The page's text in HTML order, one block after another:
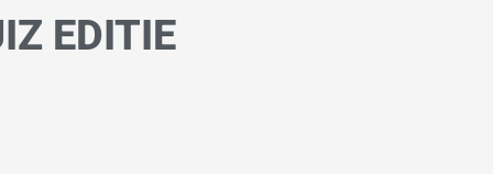
EDITIE